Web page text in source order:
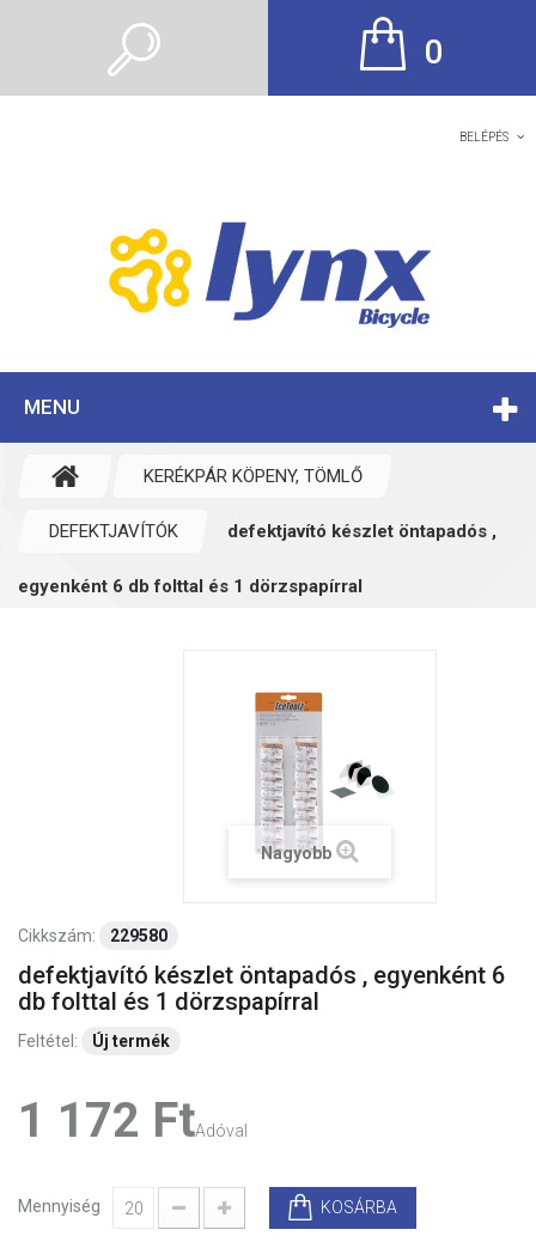
0
BELÉPÉS
MENU
KERÉKPÁR KÖPENY, TÖMLŐ
DEFEKTJAVÍTÓK defektjavító készlet öntapadós ,
egyenként 6 db folttal és 1 dörzspapírral
Nagyobb
Cikkszám: 229580
defektjavító készlet öntapadós , egyenként 6
db folttal és 1 dörzspapírral
Feltétel: Új termék
1 172 Ft‎Adóval
Mennyiség KOSÁRBA